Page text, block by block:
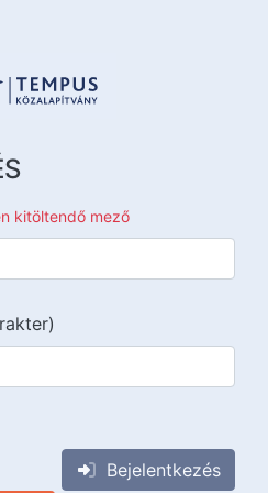
kitöltendő mező
Bejelentkezés